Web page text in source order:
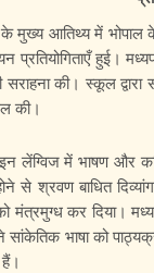
आतिथ्य में भोपाल के
प्रतियोगिताएँ
की। स्कूल
की।
लेंग्विज में भाषण और
से श्रवण बाधित
मंत्रमुग्ध कर दिया।
भाषा को